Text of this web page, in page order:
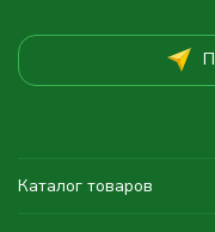
Каталог товаров